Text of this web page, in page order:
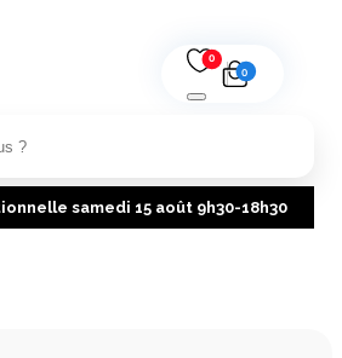
0
0
samedi 15 août 9h30-18h30